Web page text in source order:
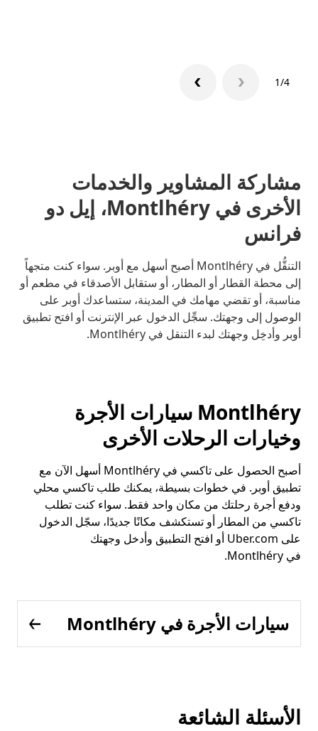
1/4
مشاركة المشاوير والخدمات
الأخرى في Montlhéry، إيل دو
فرانس
التنقُّل في Montlhéry أصبح أسهل مع أوبر. سواء كنت متجهاً
إلى محطة القطار أو المطار، أو ستقابل الأصدقاء في مطعم أو
مناسبة، أو تقضي مهامك في المدينة، ستساعدك أوبر على
الوصول إلى وجهتك. سجِّل الدخول عبر الإنترنت أو افتح تطبيق
أوبر وأدخِل وجهتك لبدء التنقل في Montlhéry.
Montlhéry سيارات الأجرة
وخيارات الرحلات الأخرى
أصبح الحصول على تاكسي في Montlhéry أسهل الآن مع
تطبيق أوبر. في خطوات بسيطة، يمكنك طلب تاكسي محلي
ودفع أجرة رحلتك من مكان واحد فقط. سواء كنت تطلب
تاكسي من المطار أو تستكشف مكانًا جديدًا، سجّل الدخول
على Uber.com أو افتح التطبيق وأدخل وجهتك
في Montlhéry.
سيارات الأجرة في Montlhéry
الأسئلة الشائعة